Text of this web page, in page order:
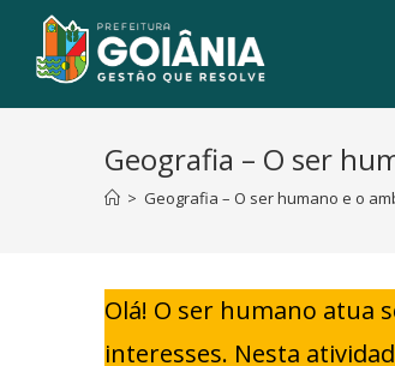
Geografia – O ser
> Geografia – O ser humano e o
Olá! O ser humano atua
interesses. Nesta